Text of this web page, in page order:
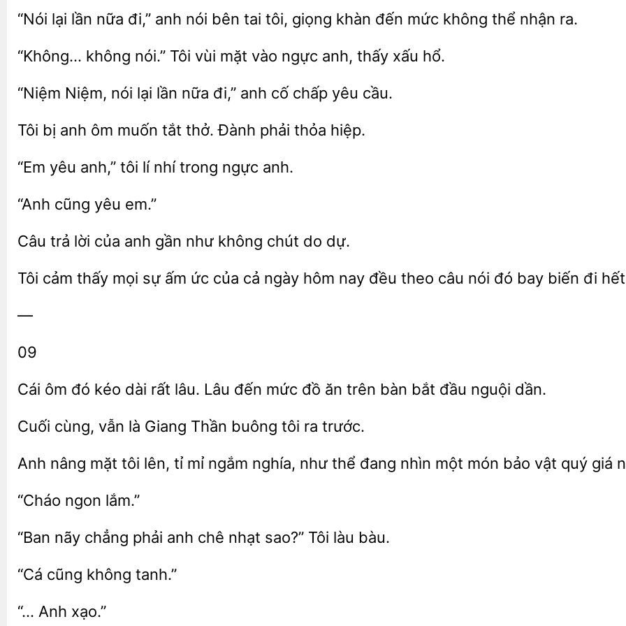
“Nói lại lần nữa đi,” anh nói tai giọng khàn đến mức không thể nhận
không nói.” vùi mặt ngực anh, thấy xấu hổ.
“Niệm Niệm, nói lần nữa đi,” chấp yêu cầu.
Tôi bị anh ôm tắt thở. Đành hiệp.
“Em yêu tôi trong ngực anh.
em.”
trả lời của anh như chút do dự.
Tôi cảm thấy mọi sự ấm ức cả ngày hôm đều theo câu nói đó bay biến
—
09
Cái ôm đó kéo dài rất Lâu đến mức đồ ăn trên bàn bắt dần.
cùng, vẫn là buông tôi ra trước.
nâng mặt tôi lên, tỉ mỉ nghía, như thể đang nhìn một bảo vật quý giá
phải anh chê nhạt sao?” Tôi làu bàu.
tanh.”